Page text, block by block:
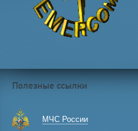
Полезные ссылки
МЧС России